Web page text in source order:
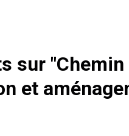
sur
et